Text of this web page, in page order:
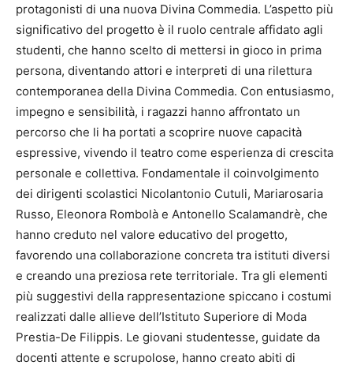
protagonisti di una nuova Divina Commedia. L’aspetto più
significativo del progetto è il ruolo centrale affidato agli
studenti, che hanno scelto di mettersi in gioco in prima
persona, diventando attori e interpreti di una rilettura
contemporanea della Divina Commedia. Con entusiasmo,
impegno e sensibilità, i ragazzi hanno affrontato un
percorso che li ha portati a scoprire nuove capacità
espressive, vivendo il teatro come esperienza di crescita
personale e collettiva. Fondamentale il coinvolgimento
dei dirigenti scolastici Nicolantonio Cutuli, Mariarosaria
Russo, Eleonora Rombolà e Antonello Scalamandrè, che
hanno creduto nel valore educativo del progetto,
favorendo una collaborazione concreta tra istituti diversi
e creando una preziosa rete territoriale. Tra gli elementi
più suggestivi della rappresentazione spiccano i costumi
realizzati dalle allieve dell’Istituto Superiore di Moda
Prestia-De Filippis. Le giovani studentesse, guidate da
docenti attente e scrupolose, hanno creato abiti di